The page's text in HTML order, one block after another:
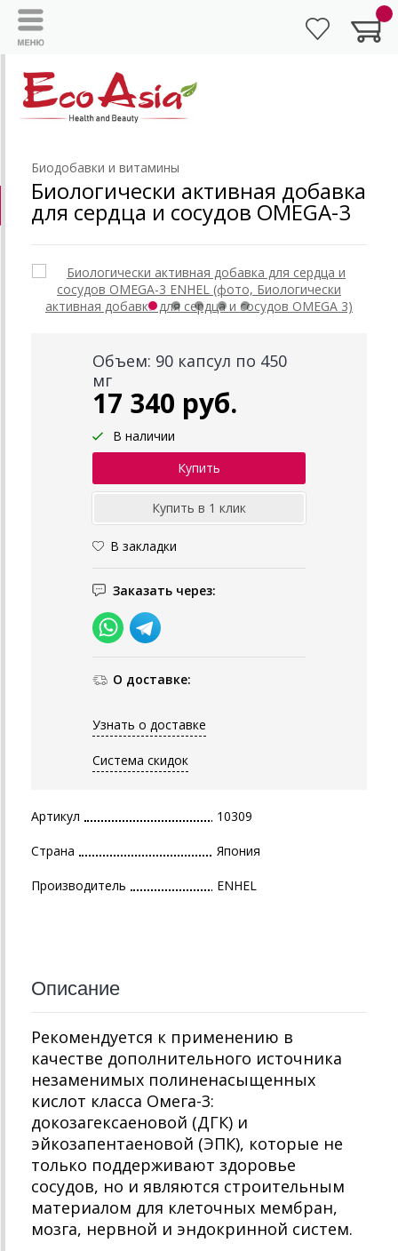
Биодобавки и витамины
Биологически активная добавка
для сердца и сосудов OMEGA-3
Объем: 90 капсул по 450
мг
17 340 руб.
В наличии
В закладки
Заказать через:
О доставке:
Узнать о доставке
Система скидок
Артикул 10309
Страна Япония
Производитель ENHEL
Описание
Рекомендуется к применению в
качестве дополнительного источника
незаменимых полиненасыщенных
кислот класса Омега-3:
докозагексаеновой (ДГК) и
эйкозапентаеновой (ЭПК), которые не
только поддерживают здоровье
сосудов, но и являются строительным
материалом для клеточных мембран,
мозга, нервной и эндокринной систем.